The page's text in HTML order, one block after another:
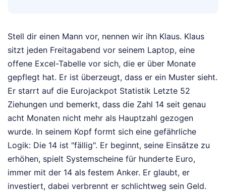
Stell dir einen Mann vor, nennen wir ihn Klaus. Klaus
sitzt jeden Freitagabend vor seinem Laptop, eine
offene Excel-Tabelle vor sich, die er über Monate
gepflegt hat. Er ist überzeugt, dass er ein Muster sieht.
Er starrt auf die Eurojackpot Statistik Letzte 52
Ziehungen und bemerkt, dass die Zahl 14 seit genau
acht Monaten nicht mehr als Hauptzahl gezogen
wurde. In seinem Kopf formt sich eine gefährliche
Logik: Die 14 ist "fällig". Er beginnt, seine Einsätze zu
erhöhen, spielt Systemscheine für hunderte Euro,
immer mit der 14 als festem Anker. Er glaubt, er
investiert, dabei verbrennt er schlichtweg sein Geld.